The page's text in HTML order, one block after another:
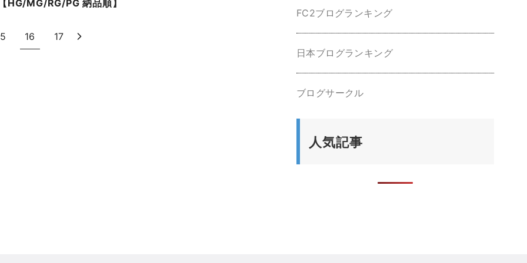
HG/MG/RG/PG 納品順】
16 17
FC2ブログランキング
日本ブログランキング
ブログサークル
人気記事